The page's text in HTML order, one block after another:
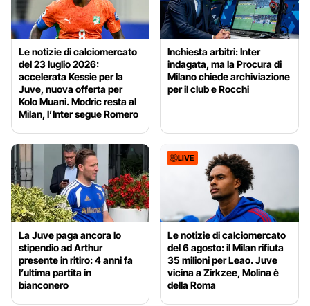
Le notizie di calciomercato
del 23 luglio 2026:
accelerata Kessie per la
Juve, nuova offerta per
Kolo Muani. Modric resta al
Milan, l’Inter segue Romero
Inchiesta arbitri: Inter
indagata, ma la Procura di
Milano chiede archiviazione
per il club e Rocchi
La Juve paga ancora lo
stipendio ad Arthur
presente in ritiro: 4 anni fa
l’ultima partita in
bianconero
LIVE
Le notizie di calciomercato
del 6 agosto: il Milan rifiuta
35 milioni per Leao. Juve
vicina a Zirkzee, Molina è
della Roma